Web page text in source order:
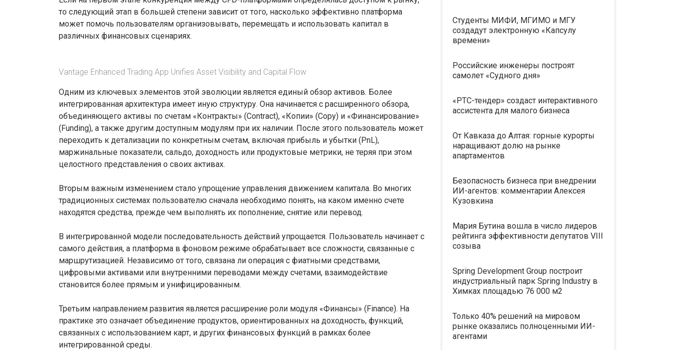
то следующий этап в большей степени зависит от того, насколько эффективно платформа
может помочь пользователям организовывать, перемещать и использовать капитал в
различных финансовых сценариях.
Vantage Enhanced Trading App Unifies Asset Visibility and Capital Flow
Одним из ключевых элементов этой эволюции является единый обзор активов. Более
интегрированная архитектура имеет иную структуру. Она начинается с расширенного обзора,
объединяющего активы по счетам «Контракты» (Contract), «Копии» (Copy) и «Финансирование»
(Funding), а также другим доступным модулям при их наличии. После этого пользователь может
переходить к детализации по конкретным счетам, включая прибыль и убытки (PnL),
маржинальные показатели, сальдо, доходность или продуктовые метрики, не теряя при этом
целостного представления о своих активах.
Вторым важным изменением стало упрощение управления движением капитала. Во многих
традиционных системах пользователю сначала необходимо понять, на каком именно счете
находятся средства, прежде чем выполнять их пополнение, снятие или перевод.
В интегрированной модели последовательность действий упрощается. Пользователь начинает с
самого действия, а платформа в фоновом режиме обрабатывает все сложности, связанные с
маршрутизацией. Независимо от того, связана ли операция с фиатными средствами,
цифровыми активами или внутренними переводами между счетами, взаимодействие
становится более прямым и унифицированным.
Третьим направлением развития является расширение роли модуля «Финансы» (Finance). На
практике это означает объединение продуктов, ориентированных на доходность, функций,
связанных с использованием карт, и других финансовых функций в рамках более
интегрированной среды.
Студенты МИФИ, МГИМО и МГУ
создадут электронную «Капсулу
времени»
Российские инженеры построят
самолет «Судного дня»
«РТС-тендер» создаст интерактивного
ассистента для малого бизнеса
От Кавказа до Алтая: горные курорты
наращивают долю на рынке
апартаментов
Безопасность бизнеса при внедрении
ИИ-агентов: комментарии Алексея
Кузовкина
Мария Бутина вошла в число лидеров
рейтинга эффективности депутатов VIII
созыва
Spring Development Group построит
индустриальный парк Spring Industry в
Химках площадью 76 000 м2
Только 40% решений на мировом
рынке оказались полноценными ИИ-
агентами